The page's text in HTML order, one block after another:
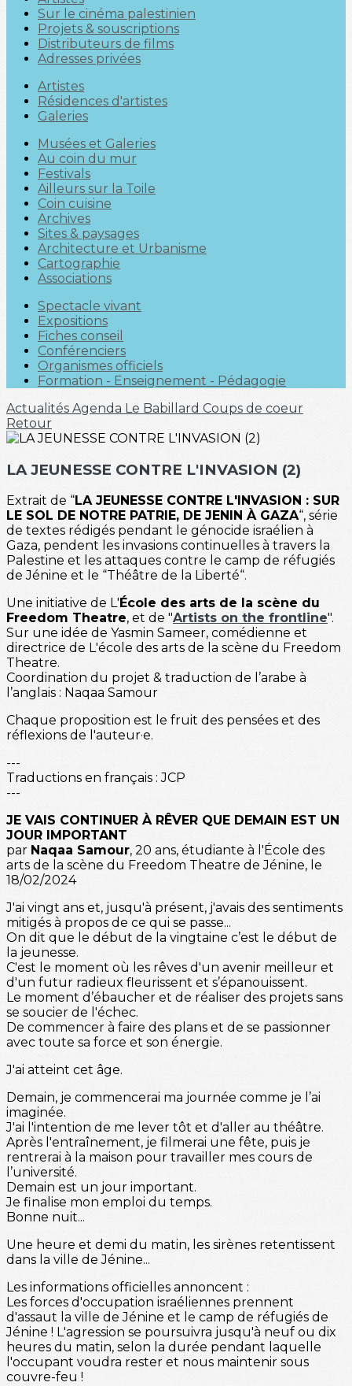
Sur le cinéma palestinien
Projets & souscriptions
Distributeurs de films
Adresses privées
Artistes
Résidences d'artistes
Galeries
Musées et Galeries
Au coin du mur
Festivals
Ailleurs sur la Toile
Coin cuisine
Archives
Sites & paysages
Architecture et Urbanisme
Cartographie
Associations
Spectacle vivant
Expositions
Fiches conseil
Conférenciers
Organismes officiels
Formation - Enseignement - Pédagogie
Actualités Agenda Le Babillard Coups de coeur
Retour
LA JEUNESSE CONTRE L'INVASION (2)
Extrait de “LA JEUNESSE CONTRE L'INVASION : SUR
LE SOL DE NOTRE PATRIE, DE JENIN À GAZA“, série
de textes rédigés pendant le génocide israélien à
Gaza, pendent les invasions continuelles à travers la
Palestine et les attaques contre le camp de réfugiés
de Jénine et le “Théâtre de la Liberté“.
Une initiative de L' École des arts de la scène du
Freedom Theatre, et de "Artists on the frontline".
Sur une idée de Yasmin Sameer, comédienne et
directrice de L'école des arts de la scène du Freedom
Theatre.
Coordination du projet & traduction de l’arabe à
l’anglais : Naqaa Samour
Chaque proposition est le fruit des pensées et des
réflexions de l'auteur·e.
---
Traductions en français : JCP
---
JE VAIS CONTINUER À RÊVER QUE DEMAIN EST UN
JOUR IMPORTANT
par Naqaa Samour, 20 ans, étudiante à l'École des
arts de la scène du Freedom Theatre de Jénine, le
18/02/2024
J'ai vingt ans et, jusqu'à présent, j'avais des sentiments
mitigés à propos de ce qui se passe...
On dit que le début de la vingtaine c’est le début de
la jeunesse.
C'est le moment où les rêves d'un avenir meilleur et
d'un futur radieux fleurissent et s’épanouissent.
Le moment d’ébaucher et de réaliser des projets sans
se soucier de l'échec.
De commencer à faire des plans et de se passionner
avec toute sa force et son énergie.
J'ai atteint cet âge.
Demain, je commencerai ma journée comme je l’ai
imaginée.
J'ai l'intention de me lever tôt et d'aller au théâtre.
Après l'entraînement, je filmerai une fête, puis je
rentrerai à la maison pour travailler mes cours de
l’université.
Demain est un jour important.
Je finalise mon emploi du temps.
Bonne nuit...
Une heure et demi du matin, les sirènes retentissent
dans la ville de Jénine...
Les informations officielles annoncent :
Les forces d'occupation israéliennes prennent
d'assaut la ville de Jénine et le camp de réfugiés de
Jénine ! L'agression se poursuivra jusqu'à neuf ou dix
heures du matin, selon la durée pendant laquelle
l'occupant voudra rester et nous maintenir sous
couvre-feu !